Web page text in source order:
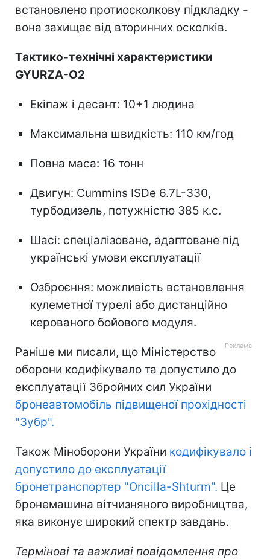
встановлено протиосколкову підкладку -
вона захищає від вторинних осколків.
Тактико-технічні характеристики
GYURZA-O2
Екіпаж і десант: 10+1 людина
Максимальна швидкість: 110 км/год
Повна маса: 16 тонн
Двигун: Cummins ISDe 6.7L-330,
турбодизель, потужністю 385 к.с.
Шасі: спеціалізоване, адаптоване під
українські умови експлуатації
Озброєння: можливість встановлення
кулеметної турелі або дистанційно
керованого бойового модуля.
Раніше ми писали, що Міністерство
оборони кодифікувало та допустило до
експлуатації Збройних сил України
бронеавтомобіль підвищеної прохідності
"Зубр".
Також Міноборони України кодифікувало і
допустило до експлуатації
бронетранспортер "Oncilla-Shturm". Це
бронемашина вітчизняного виробництва,
яка виконує широкий спектр завдань.
Термінові та важливі повідомлення про